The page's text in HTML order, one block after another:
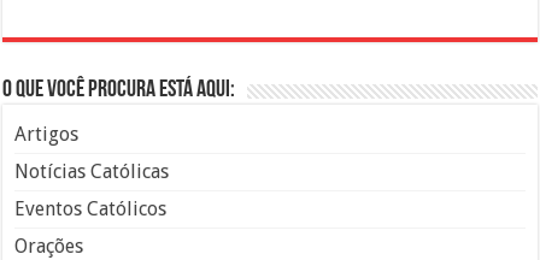
O que você procura está aqui:
Artigos
Notícias Católicas
Eventos Católicos
Orações